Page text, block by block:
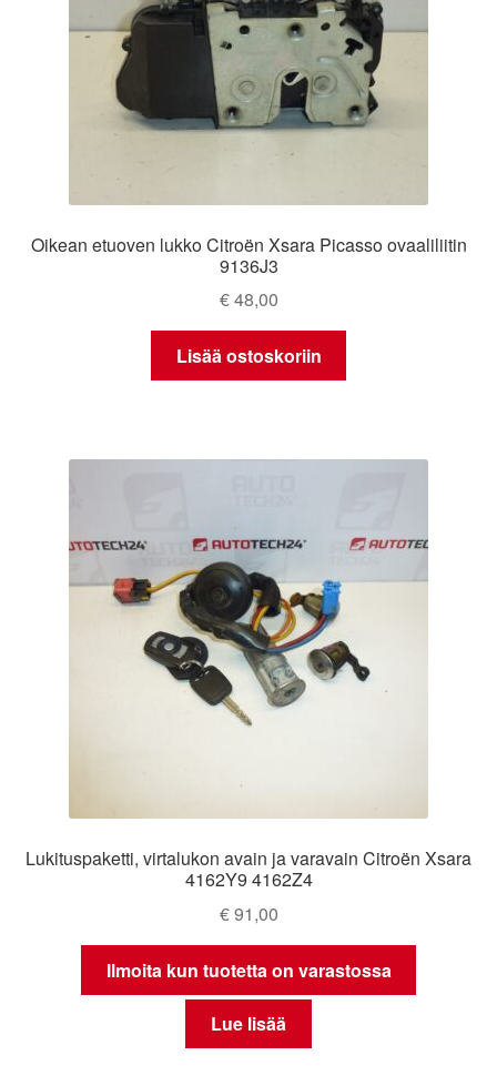
Oikean etuoven lukko Citroën Xsara Picasso ovaaliliitin
9136J3
€48,00
Lisää ostoskoriin
Lukituspaketti, virtalukon avain ja varavain Citroën Xsara
4162Y9 4162Z4
€91,00
Ilmoita kun tuotetta on varastossa
Lue lisää